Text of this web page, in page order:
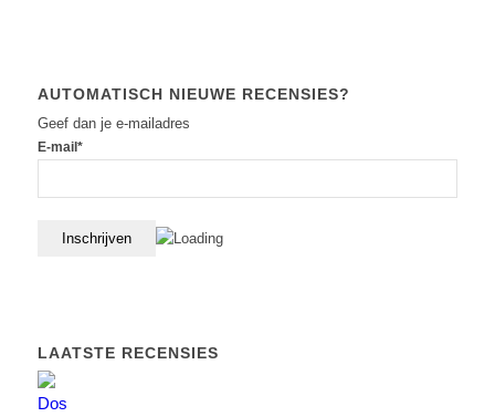
AUTOMATISCH NIEUWE RECENSIES?
Geef dan je e-mailadres
E-mail*
LAATSTE RECENSIES